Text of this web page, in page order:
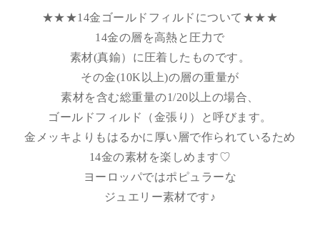
★★★14金ゴールドフィルドについて★★★
14金の層を高熱と圧力で
素材(真鍮）に圧着したものです。
その金(10K以上)の層の重量が
素材を含む総重量の1/20以上の場合、
ゴールドフィルド（金張り）と呼びます。
金メッキよりもはるかに厚い層で作られているため
14金の素材を楽しめます♡
ヨーロッパではポピュラーな
ジュエリー素材です♪